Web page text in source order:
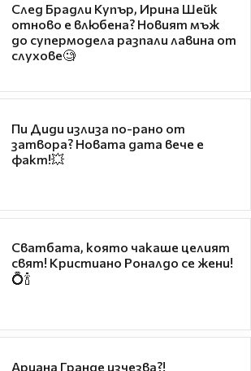
След Брадли Купър, Ирина Шейк
отново е влюбена? Новият мъж
до супермодела разпали лавина от
слухове🧐
Пи Диди излиза по-рано от
затвора? Новата дата вече е
факт!💥
Сватбата, която чакаше целият
свят! Кристиано Роналдо се жени!
💍🍾
Ариана Гранде изчезва?!